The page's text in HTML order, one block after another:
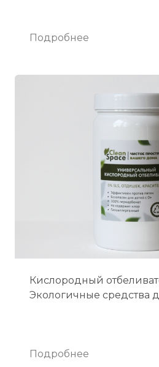
Подробнее
Кислородный
Экологичные средства
Подробнее